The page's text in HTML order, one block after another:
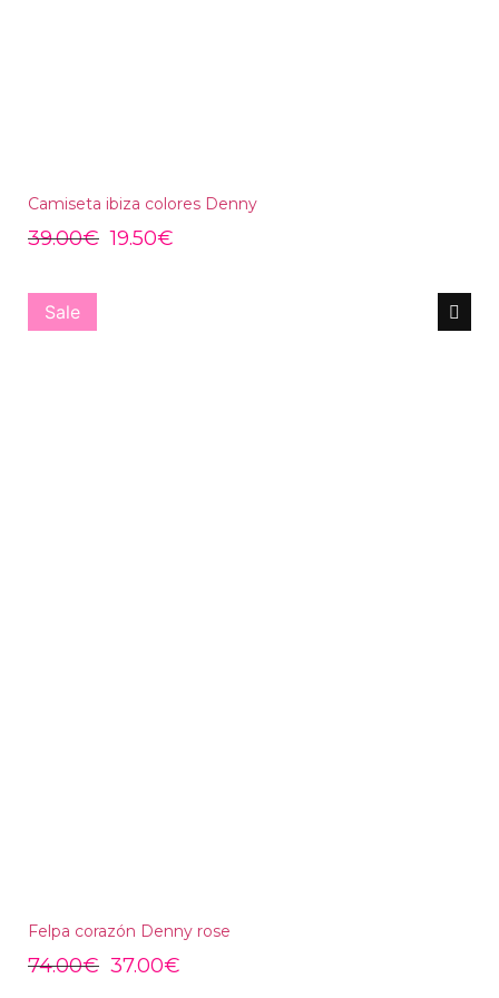
Camiseta ibiza colores Denny
39.00€ 19.50€
Sale
Felpa corazón Denny rose
74.00€ 37.00€